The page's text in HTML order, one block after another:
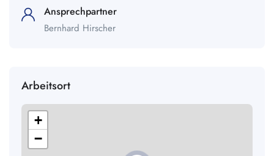
Ansprechpartner
Bernhard Hirscher
Arbeitsort
+
−